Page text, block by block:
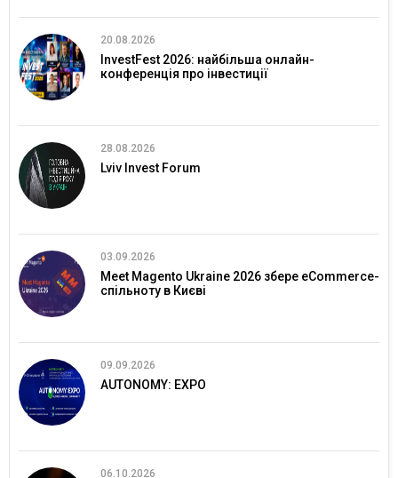
20.08.2026
InvestFest 2026: найбільша онлайн-
конференція про інвестиції
28.08.2026
Lviv Invest Forum
03.09.2026
Meet Magento Ukraine 2026 збере eCommerce-
спільноту в Києві
09.09.2026
AUTONOMY: EXPO
06.10.2026